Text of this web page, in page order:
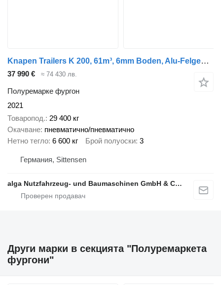
Knapen Trailers K 200, 61m³, 6mm Boden, Alu-Felgen, BPW, Lift
37 990 € ≈ 74 430 лв.
Полуремарке фургон
2021
Товаропод. 29 400 кг
Окачване пневматично/пневматично
Нетно тегло 6 600 кг Брой полуоски 3
Германия, Sittensen
alga Nutzfahrzeug- und Baumaschinen GmbH & Co. KG
Други марки в секцията "Полуремаркета
фургони"